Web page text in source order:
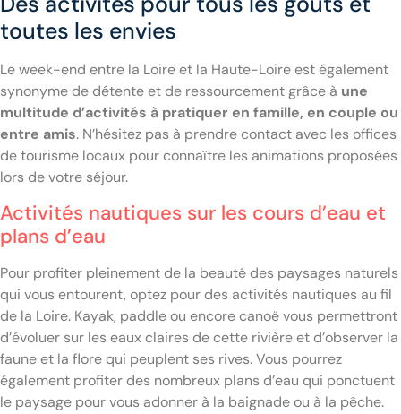
toutes les envies
Le week-end entre la Loire et la Haute-Loire est également
synonyme de détente et de ressourcement grâce à une
multitude d’activités à pratiquer en famille, en couple ou
entre amis. N’hésitez pas à prendre contact avec les offices
de tourisme locaux pour connaître les animations proposées
lors de votre séjour.
Activités nautiques sur les cours d’eau et
plans d’eau
Pour profiter pleinement de la beauté des paysages naturels
qui vous entourent, optez pour des activités nautiques au fil
de la Loire. Kayak, paddle ou encore canoë vous permettront
d’évoluer sur les eaux claires de cette rivière et d’observer la
faune et la flore qui peuplent ses rives. Vous pourrez
également profiter des nombreux plans d’eau qui ponctuent
le paysage pour vous adonner à la baignade ou à la pêche.